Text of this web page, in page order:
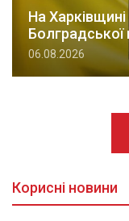
На
06.08.2026
Корисні новини